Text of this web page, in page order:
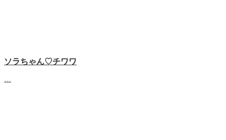
ソラちゃん♡‬チワワ